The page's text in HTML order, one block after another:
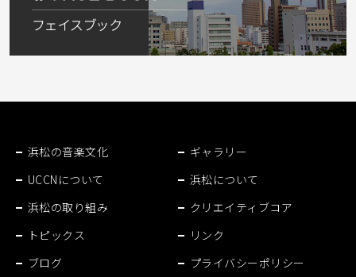
浜松の音楽文化
UCCNについて
浜松の取り組み
トピックス
ブログ
ギャラリー
浜松について
クリエイティブコア
リンク
プライバシーポリシー